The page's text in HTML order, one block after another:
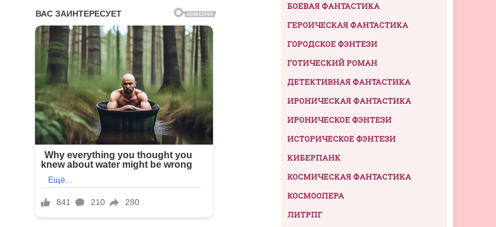
БОЕВАЯ ФАНТАСТИКА
ГЕРОИЧЕСКАЯ ФАНТАСТИКА
ГОРОДСКОЕ ФЭНТЕЗИ
ГОТИЧЕСКИЙ РОМАН
ДЕТЕКТИВНАЯ ФАНТАСТИКА
ИРОНИЧЕСКАЯ ФАНТАСТИКА
ИРОНИЧЕСКОЕ ФЭНТЕЗИ
ИСТОРИЧЕСКОЕ ФЭНТЕЗИ
КИБЕРПАНК
КОСМИЧЕСКАЯ ФАНТАСТИКА
КОСМООПЕРА
ЛИТРПГ